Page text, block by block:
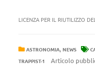
LICENZA PER IL RIUTILIZZO
ASTRONOMIA, NEWS
TRAPPIST-1 Articolo